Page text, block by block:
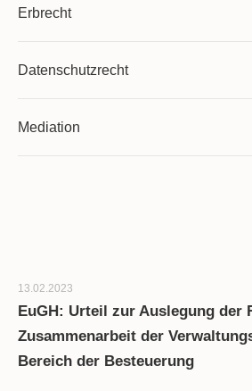
Erbrecht
Datenschutzrecht
Mediation
13.02.2023
EuGH: Urteil zur Auslegung der
Zusammenarbeit der
Bereich der Besteuerung